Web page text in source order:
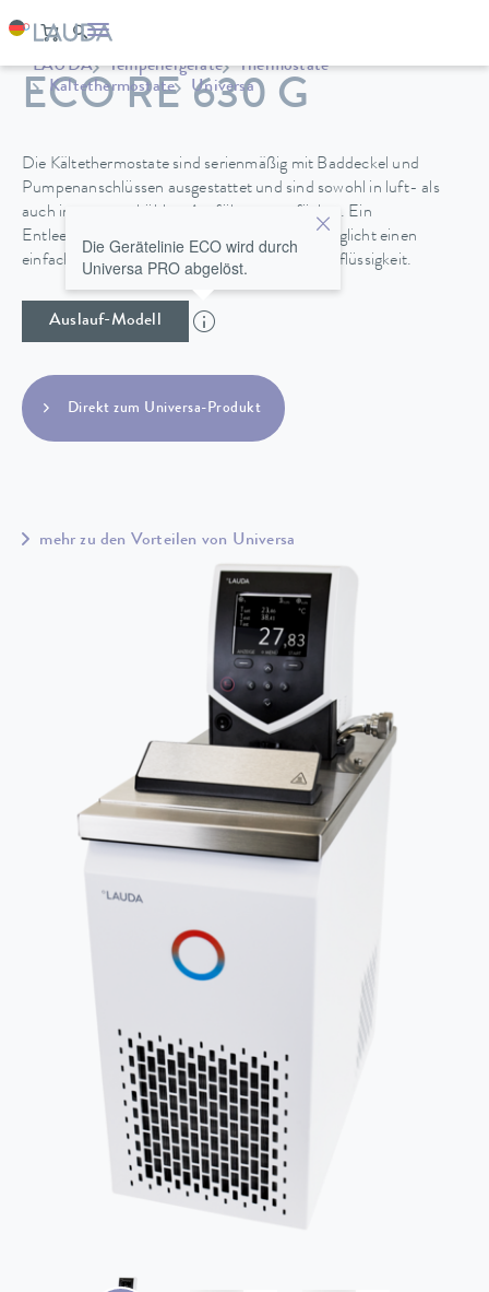
LAUDA Temperiergeräte
Thermostate
Kältethermostate
Universa
ECO RE 630 G
Die Kältethermostate sind serienmäßig mit Baddeckel und
Pumpenanschlüssen ausgestattet und sind sowohl in luft- als
auch in wassergekühlter Ausführung verfügbar. Ein
Entleerungshahn an der Geräterückseite ermöglicht einen
einfachen und sicheren Wechsel der Temperierflüssigkeit.
Auslauf-Modell
Die Gerätelinie ECO wird durch
Universa PRO abgelöst.
Direkt zum Universa-Produkt
mehr zu den Vorteilen von Universa